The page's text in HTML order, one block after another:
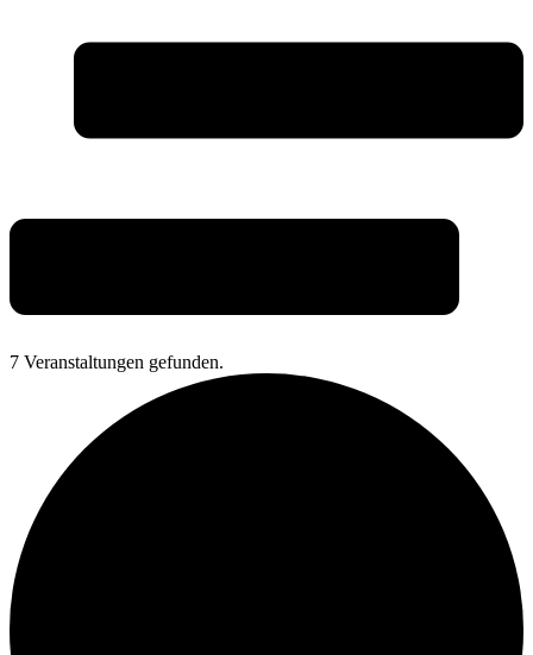
7 Veranstaltungen gefunden.